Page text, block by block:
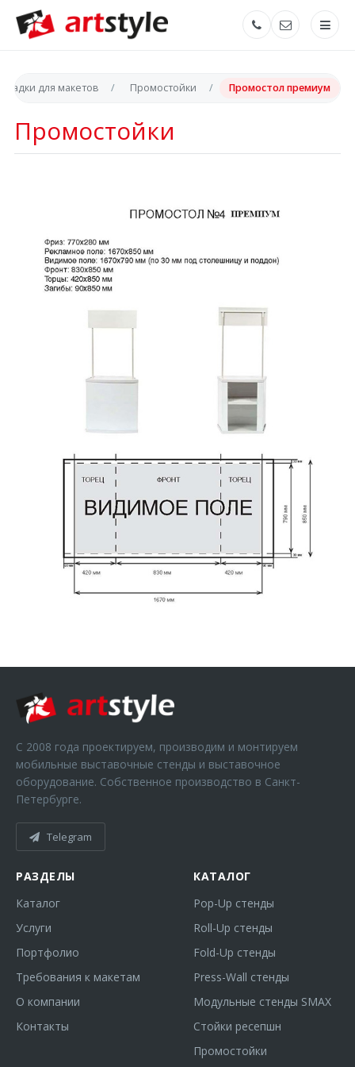
для макетов Промостойки Промостол премиум
Промостойки
С 2008 года проектируем, производим и монтируем
мобильные выставочные стенды и выставочное
оборудование. Собственное производство в Санкт-
Петербурге.
Telegram
РАЗДЕЛЫ
Каталог
Услуги
Портфолио
Требования к макетам
О компании
Контакты
КАТАЛОГ
Pop-Up стенды
Roll-Up стенды
Fold-Up стенды
Press-Wall стенды
Модульные стенды SMAX
Стойки ресепшн
Промостойки